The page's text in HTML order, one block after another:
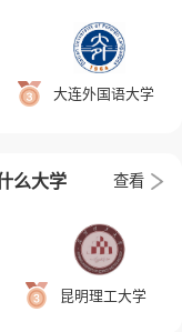
大连外国语大学
么大学 查看
昆明理工大学